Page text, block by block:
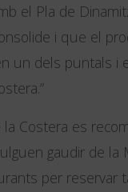
el Pla de
i que el
un dels puntals i
la Costera es
gaudir de la
per reservar